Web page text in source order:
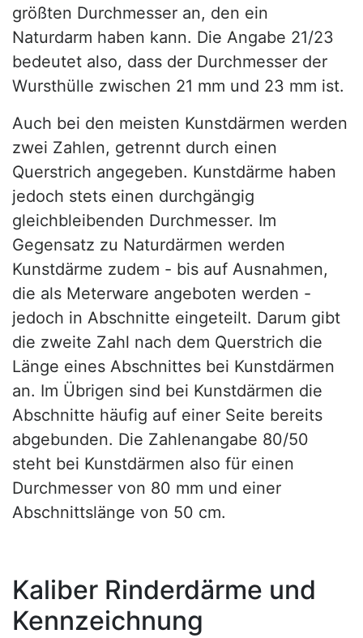
größten Durchmesser an, den ein
Naturdarm haben kann. Die Angabe 21/23
bedeutet also, dass der Durchmesser der
Wursthülle zwischen 21 mm und 23 mm ist.
Auch bei den meisten Kunstdärmen werden
zwei Zahlen, getrennt durch einen
Querstrich angegeben. Kunstdärme haben
jedoch stets einen durchgängig
gleichbleibenden Durchmesser. Im
Gegensatz zu Naturdärmen werden
Kunstdärme zudem - bis auf Ausnahmen,
die als Meterware angeboten werden -
jedoch in Abschnitte eingeteilt. Darum gibt
die zweite Zahl nach dem Querstrich die
Länge eines Abschnittes bei Kunstdärmen
an. Im Übrigen sind bei Kunstdärmen die
Abschnitte häufig auf einer Seite bereits
abgebunden. Die Zahlenangabe 80/50
steht bei Kunstdärmen also für einen
Durchmesser von 80 mm und einer
Abschnittslänge von 50 cm.
Kaliber Rinderdärme und
Kennzeichnung